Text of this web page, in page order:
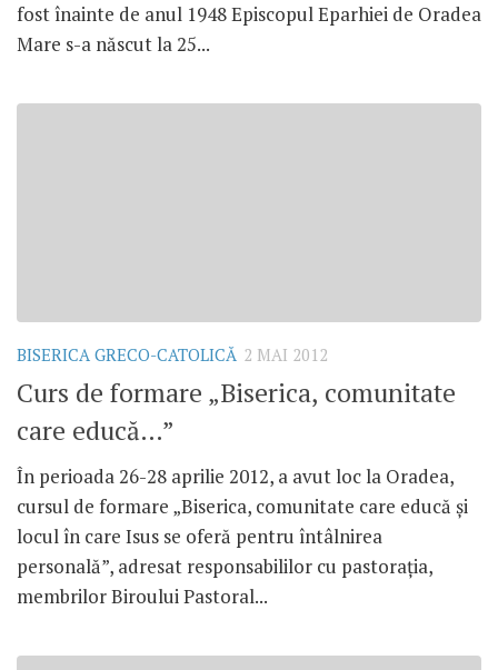
fost înainte de anul 1948 Episcopul Eparhiei de Oradea
Mare s-a născut la 25...
BISERICA GRECO-CATOLICĂ 2 MAI 2012
Curs de formare „Biserica, comunitate
care educă…”
În perioada 26-28 aprilie 2012, a avut loc la Oradea,
cursul de formare „Biserica, comunitate care educă şi
locul în care Isus se oferă pentru întâlnirea
personală”, adresat responsabililor cu pastoraţia,
membrilor Biroului Pastoral...